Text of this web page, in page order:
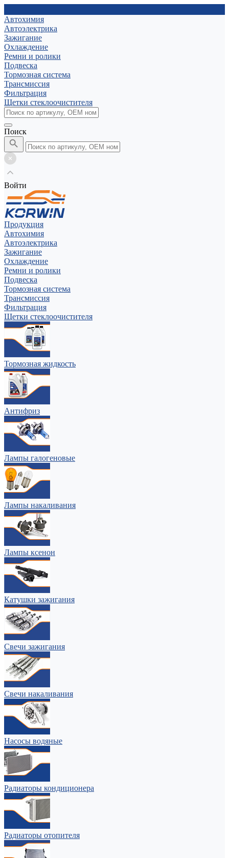
Автохимия
Автоэлектрика
Зажигание
Охлаждение
Ремни и ролики
Подвеска
Тормозная система
Трансмиссия
Фильтрация
Щетки стеклоочистителя
Поиск
Войти
Продукция
Автохимия
Автоэлектрика
Зажигание
Охлаждение
Ремни и ролики
Подвеска
Тормозная система
Трансмиссия
Фильтрация
Щетки стеклоочистителя
Тормозная жидкость
Антифриз
Лампы галогеновые
Лампы накаливания
Лампы ксенон
Катушки зажигания
Свечи зажигания
Свечи накаливания
Насосы водяные
Радиаторы кондиционера
Радиаторы отопителя